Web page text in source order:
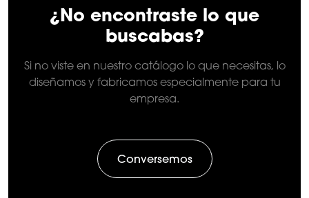
¿No encontraste lo que
buscabas?
Si no viste en nuestro catálogo lo que necesitas, lo
diseñamos y fabricamos especialmente para tu
empresa.
Conversemos